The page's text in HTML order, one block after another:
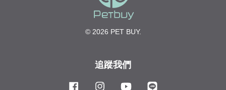
© 2026 PET BUY.
追蹤我們
Facebook Instagram YouTube